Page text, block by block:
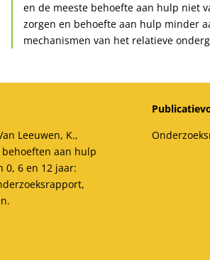
en de meeste behoefte aan hulp niet
zorgen en behoefte aan hulp minder
mechanismen van het relatieve
Leeuwen, K.,
behoeften aan hulp
0, 6 en 12 jaar: